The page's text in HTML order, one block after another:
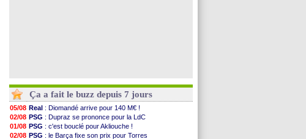
Ça a fait le buzz depuis 7 jours
05/08 Real : Diomandé arrive pour 140 M€ !
02/08 PSG : Dupraz se prononce pour la LdC
01/08 PSG : c'est bouclé pour Akliouche !
02/08 PSG : le Barça fixe son prix pour Torres